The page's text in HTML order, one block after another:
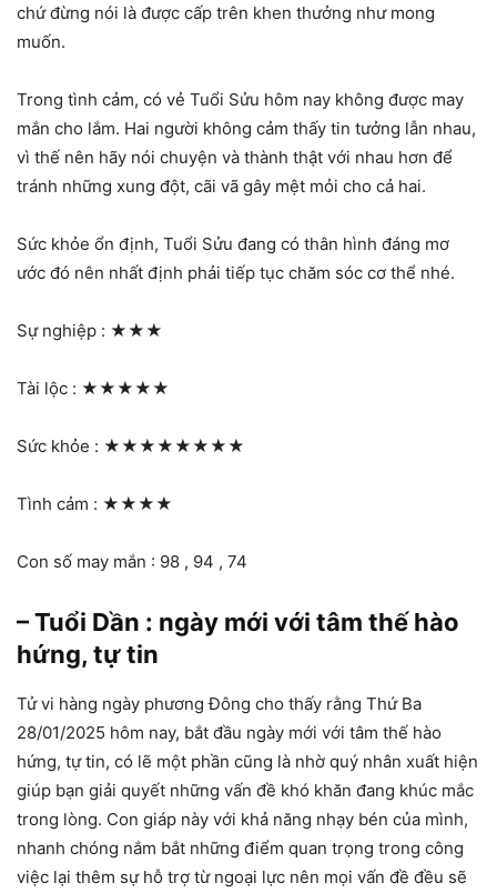
chứ đừng nói là được cấp trên khen thưởng như mong
muốn.
Trong tình cảm, có vẻ Tuổi Sửu hôm nay không được may
mắn cho lắm. Hai người không cảm thấy tin tưởng lẫn nhau,
vì thế nên hãy nói chuyện và thành thật với nhau hơn để
tránh những xung đột, cãi vã gây mệt mỏi cho cả hai.
Sức khỏe ổn định, Tuổi Sửu đang có thân hình đáng mơ
ước đó nên nhất định phải tiếp tục chăm sóc cơ thể nhé.
Sự nghiệp : ★★★
Tài lộc : ★★★★★
Sức khỏe : ★★★★★★★★
Tình cảm : ★★★★
Con số may mắn : 98 , 94 , 74
– Tuổi Dần : ngày mới với tâm thế hào
hứng, tự tin
Tử vi hàng ngày phương Đông cho thấy rằng Thứ Ba
28/01/2025 hôm nay, bắt đầu ngày mới với tâm thế hào
hứng, tự tin, có lẽ một phần cũng là nhờ quý nhân xuất hiện
giúp bạn giải quyết những vấn đề khó khăn đang khúc mắc
trong lòng. Con giáp này với khả năng nhạy bén của mình,
nhanh chóng nắm bắt những điểm quan trọng trong công
việc lại thêm sự hỗ trợ từ ngoại lực nên mọi vấn đề đều sẽ